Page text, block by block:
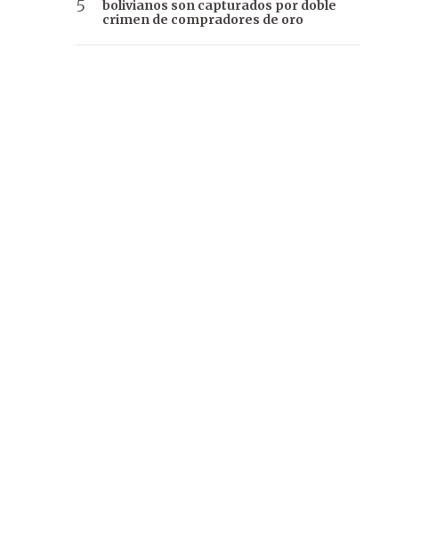
bolivianos son capturados por doble
crimen de compradores de oro